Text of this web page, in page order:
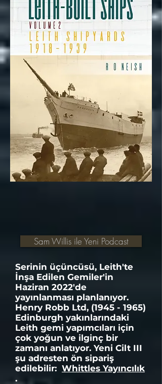
Sam Willis ile Yeni Podcast
Serinin üçüncüsü, Leith'te
İnşa Edilen Gemiler'in
Haziran 2022'de
yayınlanması planlanıyor.
Henry Robb Ltd, (1945 - 1965)
Edinburgh yakınlarındaki
Leith gemi yapımcıları için
çok yoğun ve ilginç bir
zamanı anlatıyor. Yeni Cilt III
şu adresten ön sipariş
edilebilir: Whittles Yayıncılık
.